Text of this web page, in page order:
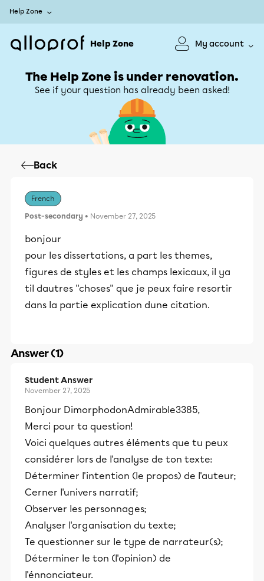
Help Zone
Help Zone My account
The Help Zone is under renovation.
See if your question has already been asked!
Back
French
Post-secondary • November 27, 2025
bonjour
pour les dissertations, a part les themes,
figures de styles et les champs lexicaux, il ya
til dautres ''choses'' que je peux faire resortir
dans la partie explication dune citation.
Answer (1)
Student Answer
November 27, 2025
Bonjour DimorphodonAdmirable3385,
Merci pour ta question!
Voici quelques autres éléments que tu peux
considérer lors de l'analyse de ton texte:
Déterminer l'intention (le propos) de l'auteur;
Cerner l'univers narratif;
Observer les personnages;
Analyser l'organisation du texte;
Te questionner sur le type de narrateur(s);
Déterminer le ton (l'opinion) de
l'énnonciateur.